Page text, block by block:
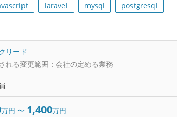
laravel mysql
postgresql
リード
れる変更範囲： 会社の定める業務
万円 〜 1,400万円